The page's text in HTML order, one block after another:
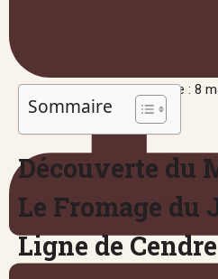
Publié le : 8
Sommaire
Découverte du
Le Fromage du
Ligne de